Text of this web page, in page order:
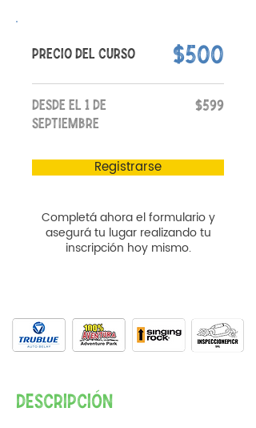
PRECIO DEL CURSO $500
DESDE EL 1 DE
SEPTIEMBRE
$599
Registrarse
Completá ahora el formulario y
asegurá tu lugar realizando tu
inscripción hoy mismo.
DESCRIPCIÓN